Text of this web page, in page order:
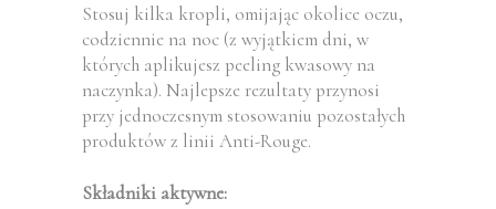
Stosuj kilka kropli, omijając okolice oczu,
codziennie na noc (z wyjątkiem dni, w
których aplikujesz peeling kwasowy na
naczynka). Najlepsze rezultaty przynosi
przy jednoczesnym stosowaniu pozostałych
produktów z linii Anti-Rouge.
Składniki aktywne: